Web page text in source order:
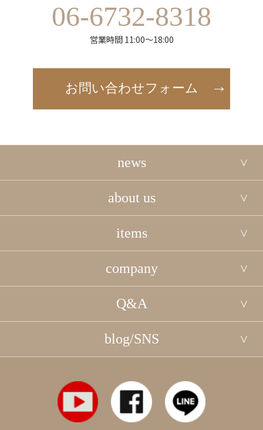
06-6732-8318
営業時間 11:00～18:00
お問い合わせフォーム
news
about us
items
company
Q&A
blog/SNS